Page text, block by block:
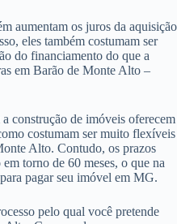
aumentam os juros da aquisição
eles também costumam ser
do financiamento do que a
em Barão de Monte Alto –
construção de imóveis oferecem
costumam ser muito flexíveis
Alto. Contudo, os prazos
torno de 60 meses, o que na
pagar seu imóvel em MG.
pelo qual você pretende